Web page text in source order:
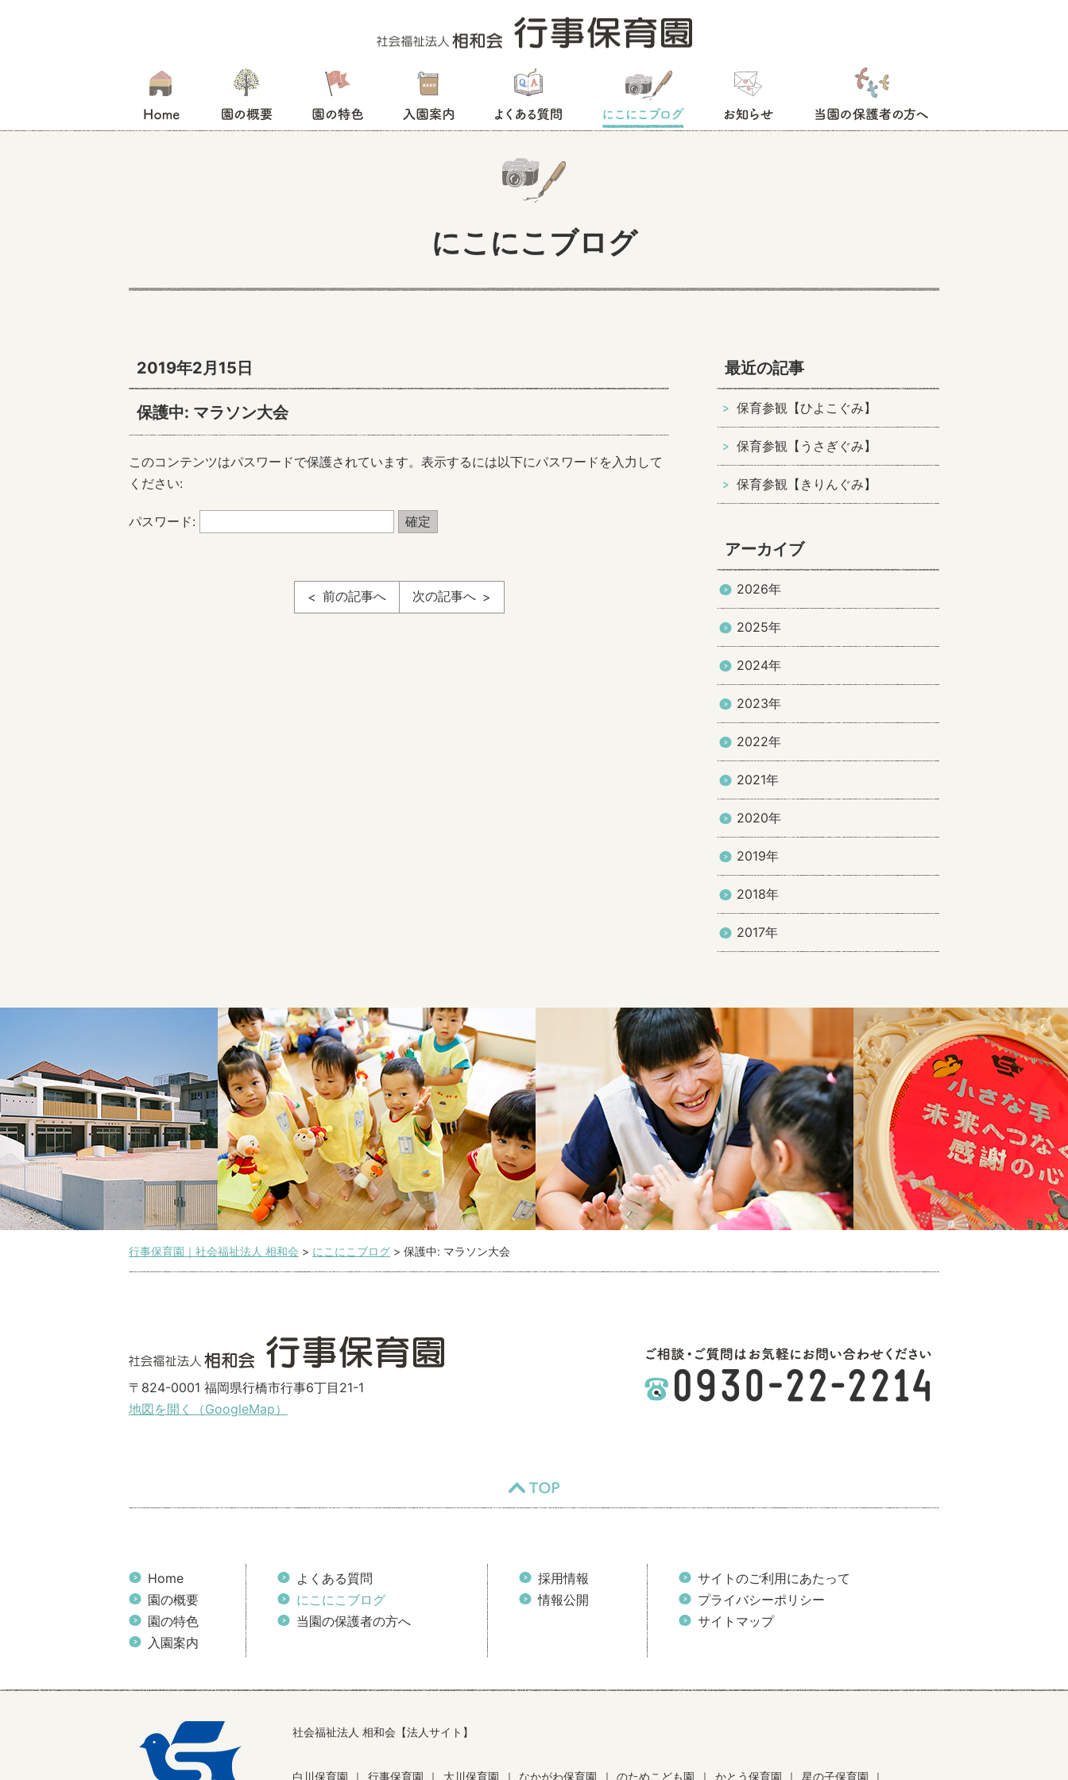
にこにこブログ
2019年2月15日
保護中: マラソン大会
このコンテンツはパスワードで保護されています。表示するには以下にパスワードを入力して
ください:
パスワード:
前の記事へ 次の記事へ
最近の記事
保育参観【ひよこぐみ】
保育参観【うさぎぐみ】
保育参観【きりんぐみ】
アーカイブ
2026年
2025年
2024年
2023年
2022年
2021年
2020年
2019年
2018年
2017年
行事保育園｜社会福祉法人 相和会 > にこにこブログ > 保護中: マラソン大会
〒824-0001 福岡県行橋市行事6丁目21-1
地図を開く（GoogleMap）
Home
園の概要
園の特色
入園案内
よくある質問
にこにこブログ
当園の保護者の方へ
採用情報
情報公開
サイトのご利用にあたって
プライバシーポリシー
サイトマップ
社会福祉法人 相和会【法人サイト】
白川保育園 ｜ 行事保育園 ｜ 大川保育園 ｜ なかがわ保育園 ｜ のためこども園 ｜ かとう保育園 ｜ 星の子保育園 ｜